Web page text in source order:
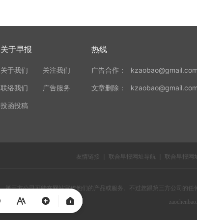
关于早报
关于我们 关注我们
联络我们 广告服务
投函投稿
热线
广告合作： kzaobao@gmail.com
文章删除： kzaobao@gmail.com
友情链接 联合早报网址导航 联合早报网
第三方公司可能在网站宣传他们的产品或服务。不过您跟第三方公司的